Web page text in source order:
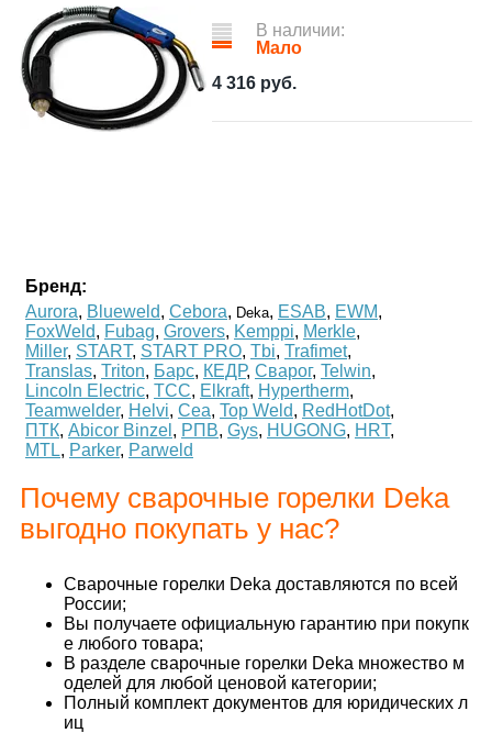
В наличии:
Мало
4 316 руб.
Бренд:
Aurora, Blueweld, Cebora, Deka, ESAB, EWM,
FoxWeld, Fubag, Grovers, Kemppi, Merkle,
Miller, START, START PRO, Tbi, Trafimet,
Translas, Triton, Барс, КЕДР, Сварог, Telwin,
Lincoln Electric, ТСС, Elkraft, Hypertherm,
Teamwelder, Helvi, Cea, Top Weld, RedHotDot,
ПТК, Abicor Binzel , РПВ, Gys, HUGONG, HRT,
MTL, Parker, Parweld
Почему сварочные горелки Deka
выгодно покупать у нас?
Сварочные горелки Deka доставляются по всей
России;
Вы получаете официальную гарантию при покупк
е любого товара;
В разделе сварочные горелки Deka множество м
оделей для любой ценовой категории;
Полный комплект документов для юридических л
иц